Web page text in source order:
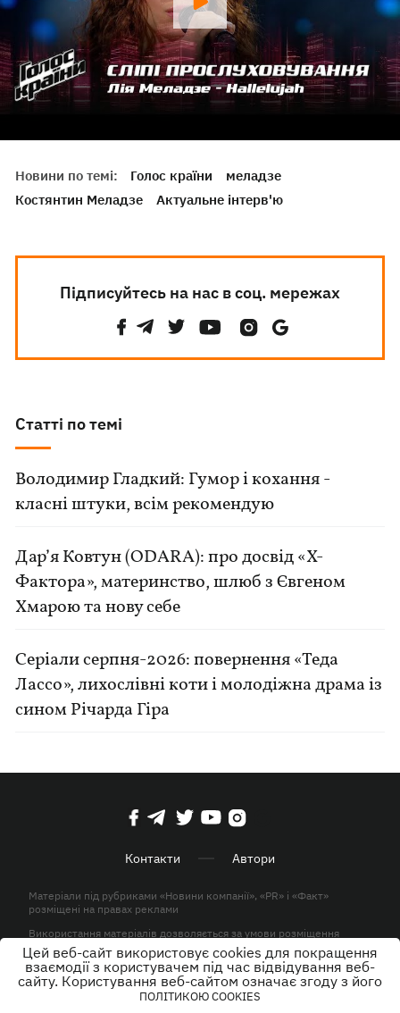
Новини по темі: Голос країни
меладзе
Костянтин Меладзе
Актуальне інтерв'ю
Підписуйтесь на нас в соц. мережах
Статті по темі
Володимир Гладкий: Гумор і кохання -
класні штуки, всім рекомендую
Дар’я Ковтун (ODARA): про досвід «Х-
Фактора», материнство, шлюб з Євгеном
Хмарою та нову себе
Серіали серпня-2026: повернення «Теда
Лассо», лихослівні коти і молодіжна драма із
сином Річарда Гіра
Контакти Автори
Матеріали під рубриками «Новини компанії», «PR» і «Факт»
розміщені на правах реклами
Використання матеріалів дозволяється за умови розміщення
активного гіперпосилання на KP.UA в першому абзаці.
© ТОВ «ЮЛАВ МЕДІА» 2026. Всі права захищені.
Цей веб-сайт використовує cookies для покращення
взаємодії з користувачем під час відвідування веб-
сайту. Користування веб-сайтом означає згоду з його
ПОЛІТИКОЮ COOKIES